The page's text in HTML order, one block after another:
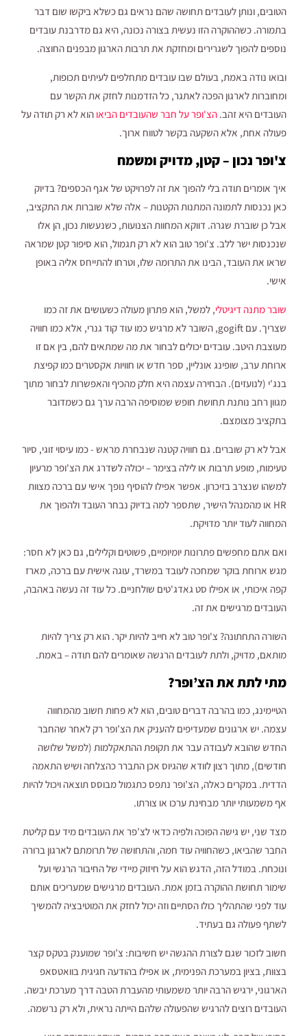
הטובים, ונותן לעובדים תחושה שהם נראים גם כשלא ביקשו שום דבר
בתמורה. כשההוקרה הזו נעשית בצורה נכונה, היא גם מדרבנת עובדים
נוספים להפוך לשגרירים ומחזקת את תרבות הארגון מבפנים החוצה.
ובואו נודה באמת, בעולם שבו עובדים מתחלפים לעיתים תכופות,
ומחוברות לארגון הפכה לאתגר, כל הזדמנות לחזק את הקשר עם
העובדים היא זהב. הצ'ופר על חבר שהעובדים הביאו הוא לא רק תודה על
פעולה אחת, אלא השקעה בקשר לטווח ארוך.
צ'ופר נכון – קטן, מדויק ומשמח
איך אומרים תודה בלי להפוך את זה לפרויקט של אגף הכספים? בדיוק
כאן נכנסות לתמונה המתנות הקטנות – אלה שלא שוברות את התקציב,
אבל כן שוברת שגרה. דווקא המחוות הצנועות, כשנעשות נכון, הן אלו
שנכנסות ישר ללב. צ'ופר טוב הוא לא רק תגמול, הוא סיפור קטן שמראה
שראו את העובד, הבינו את התרומה שלו, וטרחו להתייחס אליה באופן
אישי.
שובר מתנה דיגיטלי, למשל, הוא פתרון מעולה כשעושים את זה כמו
שצריך. עם gogift, השובר לא מרגיש כמו עוד קוד גנרי, אלא כמו חוויה
מעוצבת היטב. עובדים יכולים לבחור את מה שמתאים להם, בין אם זו
ארוחת ערב, שופינג אונליין, ספר חדש או חוויות אקסטרים כמו קפיצת
בנג'י (לנועזים). הבחירה עצמה היא חלק מהכיף והאפשרות לבחור מתוך
מגוון רחב נותנת תחושת חופש שמוסיפה הרבה ערך גם כשמדובר
בתקציב מצומצם.
אבל לא רק שוברים. גם חוויה קטנה שנבחרת מראש - כמו עיסוי זוגי, סיור
טעימות, מופע תרבות או לילה בצימר – יכולה לשדרג את הצ'ופר מרעיון
למשהו שנצרב בזיכרון. אפשר אפילו להוסיף נופך אישי עם ברכה מצוות
HR או מהמנהל הישיר, שתספר למה בדיוק נבחר העובד ולהפוך את
המחווה לעוד יותר מדויקת.
ואם אתם מחפשים פתרונות יומיומיים, פשוטים וקלילים, גם כאן לא חסר:
מגש ארוחת בוקר שמחכה לעובד במשרד, עוגה אישית עם ברכה, מארז
קפה איכותי, או אפילו סט גאדג'טים שולחניים. כל עוד זה נעשה באהבה,
העובדים מרגישים את זה.
השורה התחתונה? צ'ופר טוב לא חייב להיות יקר. הוא רק צריך להיות
מותאם, מדויק, ולתת לעובדים הרגשה שאומרים להם תודה – באמת.
מתי לתת את הצ’ופר?
הטיימינג, כמו בהרבה דברים טובים, הוא לא פחות חשוב מהמחווה
עצמה. יש ארגונים שמעדיפים להעניק את הצ’ופר רק לאחר שהחבר
החדש שהובא לעבודה עבר את תקופת ההתאקלמות (למשל שלושה
חודשים), מתוך רצון לוודא שהגיוס אכן התברר כהצלחה ושיש התאמה
הדדית. במקרים כאלה, הצ’ופר נתפס כתגמול מבוסס תוצאה ויכול להיות
אף משמעותי יותר מבחינת ערכו או צורתו.
מצד שני, יש גישה הפוכה ולפיה כדאי לצ’פר את העובדים מיד עם קליטת
החבר שהביאו, כשהחוויה עוד חמה, והתחושה של תרומתם לארגון ברורה
ונוכחת. במודל הזה, הדגש הוא על חיזוק מיידי של החיבור הרגשי ועל
שימור תחושת ההוקרה בזמן אמת. העובדים מרגישים שמעריכים אותם
עוד לפני שהתהליך כולו הסתיים וזה יכול לחזק את המוטיבציה להמשיך
לשתף פעולה גם בעתיד.
חשוב לזכור שגם לצורת ההגשה יש חשיבות: צ’ופר שמוענק בטקס קצר
בצוות, בציון במערכת הפנימית, או אפילו בהודעה חגיגית בוואטסאפ
הארגוני, ירגיש הרבה יותר משמעותי מהעברת הטבה דרך מערכת יבשה.
העובדים רוצים להרגיש שהפעולה שלהם הייתה נראית, ולא רק נרשמה.